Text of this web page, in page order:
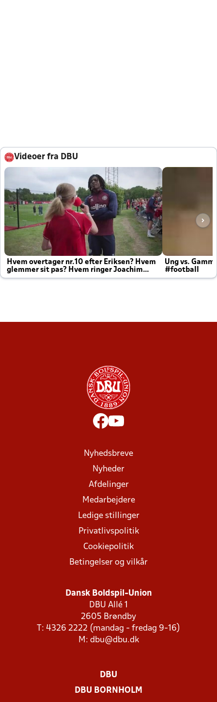
Videoer fra DBU
Hvem overtager nr.10 efter Eriksen? Hvem
glemmer sit pas? Hvem ringer Joachim
altid til efter kampe?
Ung vs.
#football
Nyhedsbreve
Nyheder
Afdelinger
Medarbejdere
Ledige stillinger
Privatlivspolitik
Cookiepolitik
Betingelser og vilkår
Dansk Boldspil-Union
DBU Allé 1
2605 Brøndby
T: 4326 2222 (mandag - fredag 9-16)
M: dbu@dbu.dk
DBU
DBU BORNHOLM